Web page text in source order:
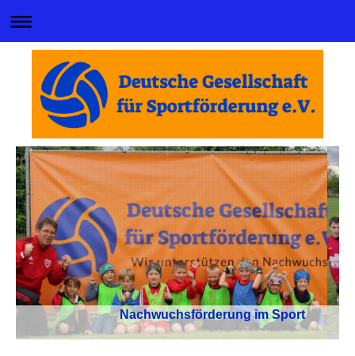
Nachwuchsförderung im Sport